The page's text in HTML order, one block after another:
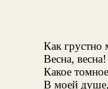
Как грустно
Весна,
Какое
В моей